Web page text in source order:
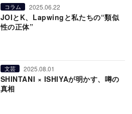
コラム 2025.06.22
JOIとK、Lapwingと私たちの“類似
性の正体”
文芸 2025.08.01
SHINTANI × ISHIYAが明かす、噂の
真相